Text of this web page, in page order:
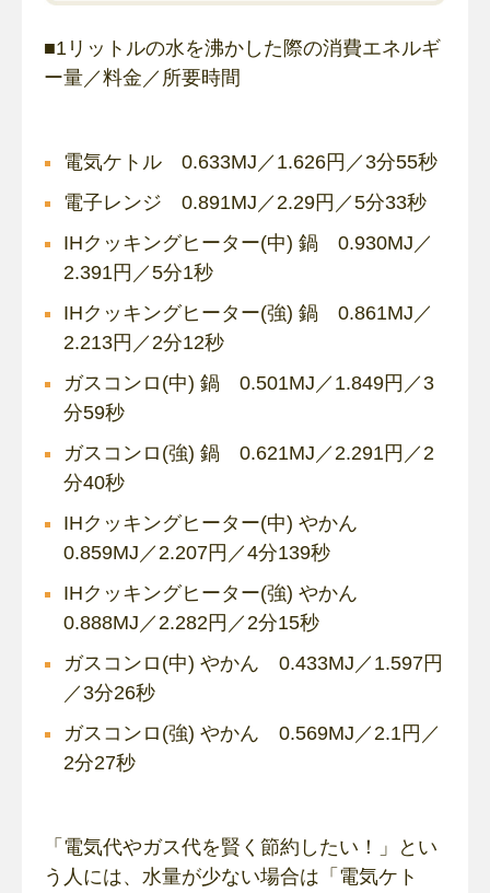
■1リットルの水を沸かした際の消費エネルギ
ー量／料金／所要時間
電気ケトル 0.633MJ／1.626円／3分55秒
電子レンジ 0.891MJ／2.29円／5分33秒
IHクッキングヒーター(中) 鍋 0.930MJ／
2.391円／5分1秒
IHクッキングヒーター(強) 鍋 0.861MJ／
2.213円／2分12秒
ガスコンロ(中) 鍋 0.501MJ／1.849円／3
分59秒
ガスコンロ(強) 鍋 0.621MJ／2.291円／2
分40秒
IHクッキングヒーター(中) やかん
0.859MJ／2.207円／4分139秒
IHクッキングヒーター(強) やかん
0.888MJ／2.282円／2分15秒
ガスコンロ(中) やかん 0.433MJ／1.597円
／3分26秒
ガスコンロ(強) やかん 0.569MJ／2.1円／
2分27秒
「電気代やガス代を賢く節約したい！」とい
う人には、水量が少ない場合は「電気ケト